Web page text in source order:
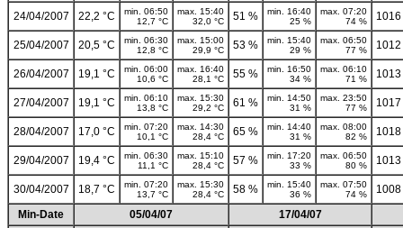
24/04/2007 22,2 °C
min. 06:50
12,7 °C
max. 15:40
32,0 °C
51 %
min. 16:40
25 %
max. 07:20
74 %
25/04/2007 20,5 °C
min. 06:30
12,8 °C
max. 15:00
29,9 °C
53 %
min. 15:40
29 %
max. 06:50
77 %
26/04/2007 19,1 °C
min. 06:00
10,6 °C
max. 16:40
28,1 °C
55 %
min. 16:50
34 %
max. 06:10
71 %
27/04/2007 19,1 °C
min. 06:10
13,8 °C
max. 15:30
29,2 °C
61 %
min. 14:50
31 %
max. 23:50
77 %
28/04/2007 17,0 °C
min. 07:20
10,1 °C
max. 14:30
28,4 °C
65 %
min. 14:40
31 %
max. 08:00
82 %
29/04/2007 19,4 °C
min. 06:30
11,1 °C
max. 15:10
28,4 °C
57 %
min. 17:20
33 %
max. 06:50
80 %
30/04/2007 18,7 °C
min. 07:20
13,7 °C
max. 15:30
28,4 °C
58 %
min. 15:40
36 %
max. 07:50
74 %
Min-Date
05/04/07
17/04/07